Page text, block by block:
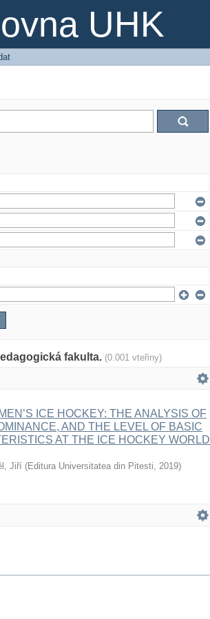
UHK
fakulta. (0.001 vteřiny)
ICE HOCKEY: THE ANALYSIS OF
AND THE LEVEL OF BASIC
AT THE ICE HOCKEY WORLD
Jiří (Editura Universitatea din Pitesti, 2019)